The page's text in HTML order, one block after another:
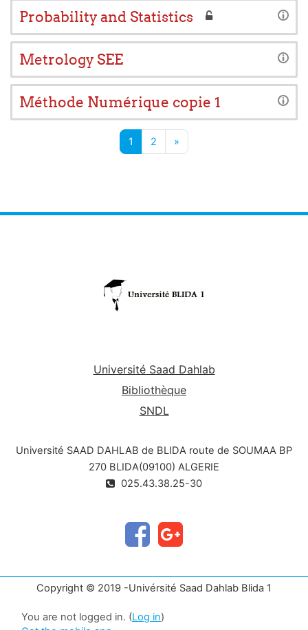
Probability and Statistics
Metrology SEE
Méthode Numérique copie 1
1 Page 1
2 Page 2
»
Université Saad Dahlab
Bibliothèque
SNDL
Université SAAD DAHLAB de BLIDA route de SOUMAA BP
270 BLIDA(09100) ALGERIE
025.43.38.25-30
Copyright © 2019 -Univérsité Saad Dahlab Blida 1
You are not logged in. (Log in)